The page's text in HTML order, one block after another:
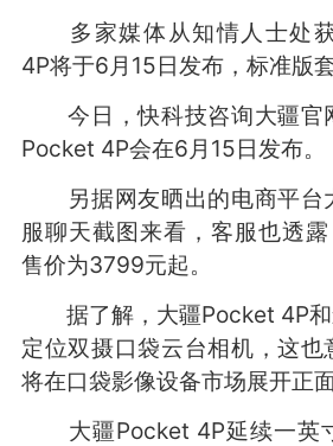
多家媒体从知情人士处获
4P将于6月15日发布，标准版
今日，快科技咨询大疆官
Pocket 4P会在6月15日发布。
另据网友晒出的电商平台
服聊天截图来看，客服也透
售价为3799元起。
据了解，大疆Pocket 4P和
定位双摄口袋云台相机，这也
将在口袋影像设备市场展开正面
大疆Pocket 4P延续一英